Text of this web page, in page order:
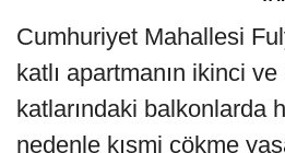
Cumhuriyet Mahallesi
katlı apartmanın ikinci
katlarındaki balkonlarda
nedenle kısmi çökme